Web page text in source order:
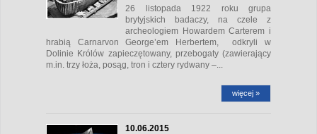
26 listopada 1922 roku grupa
brytyjskich badaczy, na czele z
archeologiem Howardem Carterem i
hrabią Carnarvon George’em Herbertem, odkryli w
Dolinie Królów zapieczętowany, przebogaty (zawierający
m.in. trzy łoża, posąg, tron i cztery rydwany –...
więcej »
10.06.2015